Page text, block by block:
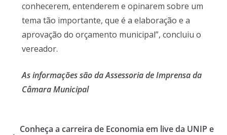
conhecerem, entenderem e opinarem sobre um
tema tão importante, que é a elaboração e a
aprovação do orçamento municipal”, concluiu o
vereador.
As informações são da Assessoria de Imprensa da
Câmara Municipal
Conheça a carreira de Economia em live da UNIP e